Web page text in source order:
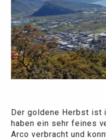
Der goldene Herbst ist
haben ein sehr feines
Arco verbracht und